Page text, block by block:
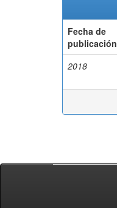
Fecha de
publicación
2018